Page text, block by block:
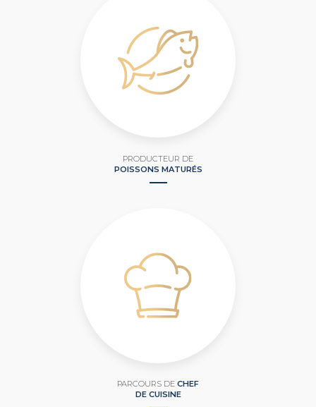
PRODUCTEUR DE
POISSONS MATURÉS
PARCOURS DE CHEF
DE CUISINE